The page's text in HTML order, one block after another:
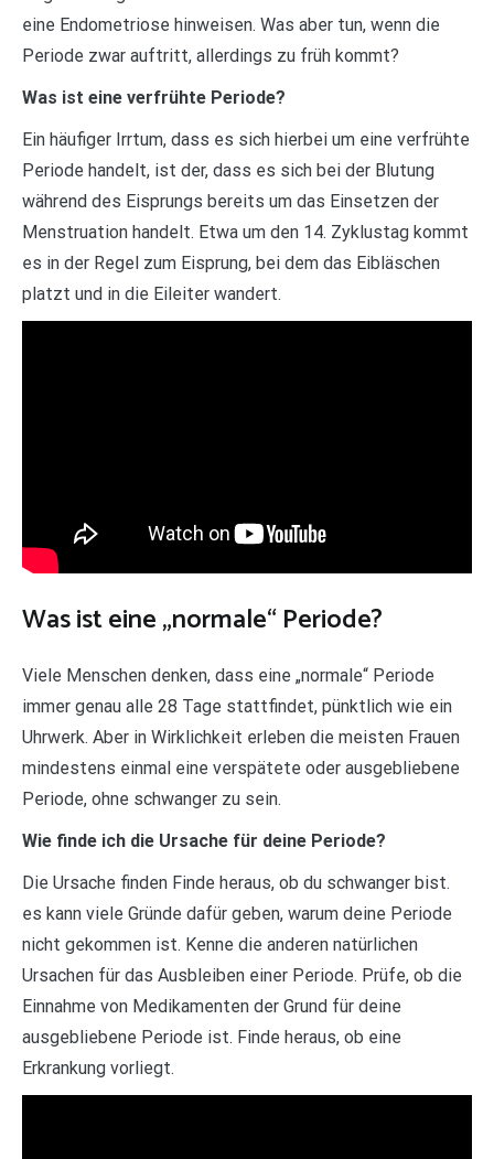
eine Endometriose hinweisen. Was aber tun, wenn die
Periode zwar auftritt, allerdings zu früh kommt?
Was ist eine verfrühte Periode?
Ein häufiger Irrtum, dass es sich hierbei um eine verfrühte
Periode handelt, ist der, dass es sich bei der Blutung
während des Eisprungs bereits um das Einsetzen der
Menstruation handelt. Etwa um den 14. Zyklustag kommt
es in der Regel zum Eisprung, bei dem das Eibläschen
platzt und in die Eileiter wandert.
Was ist eine „normale“ Periode?
Viele Menschen denken, dass eine „normale“ Periode
immer genau alle 28 Tage stattfindet, pünktlich wie ein
Uhrwerk. Aber in Wirklichkeit erleben die meisten Frauen
mindestens einmal eine verspätete oder ausgebliebene
Periode, ohne schwanger zu sein.
Wie finde ich die Ursache für deine Periode?
Die Ursache finden Finde heraus, ob du schwanger bist.
es kann viele Gründe dafür geben, warum deine Periode
nicht gekommen ist. Kenne die anderen natürlichen
Ursachen für das Ausbleiben einer Periode. Prüfe, ob die
Einnahme von Medikamenten der Grund für deine
ausgebliebene Periode ist. Finde heraus, ob eine
Erkrankung vorliegt.